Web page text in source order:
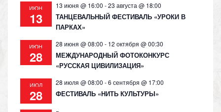
ИЮН
13
13 июня @ 16:00 -23 августа @ 18:00
ТАНЦЕВАЛЬНЫЙ ФЕСТИВАЛЬ «УРОКИ В
ПАРКАХ»
ИЮН
28
28 июня @ 08:00 - 12 октября @ 00:30
МЕЖДУНАРОДНЫЙ ФОТОКОНКУРС
«РУССКАЯ ЦИВИЛИЗАЦИЯ»
ИЮЛ
28
28 июля @ 08:00 -6 сентября @ 17:00
ФЕСТИВАЛЬ «НИТЬ КУЛЬТУРЫ»